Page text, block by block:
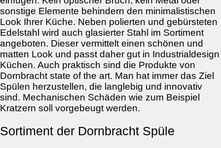
sonstige Elemente behindern den minimalistischen
Look Ihrer Küche. Neben polierten und gebürsteten
Edelstahl wird auch glasierter Stahl im Sortiment
angeboten. Dieser vermittelt einen schönen und
matten Look und passt daher gut in Industrialdesign
Küchen. Auch praktisch sind die Produkte von
Dornbracht state of the art. Man hat immer das Ziel
Spülen herzustellen, die langlebig und innovativ
sind. Mechanischen Schäden wie zum Beispiel
Kratzern soll vorgebeugt werden.
Sortiment der Dornbracht Spüle